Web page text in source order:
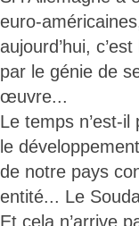
euro-
aujourd’hui,
par le génie de
œuvre...
Le temps n’est-
le
de notre pays
entité... Le
Et cela n’arrive